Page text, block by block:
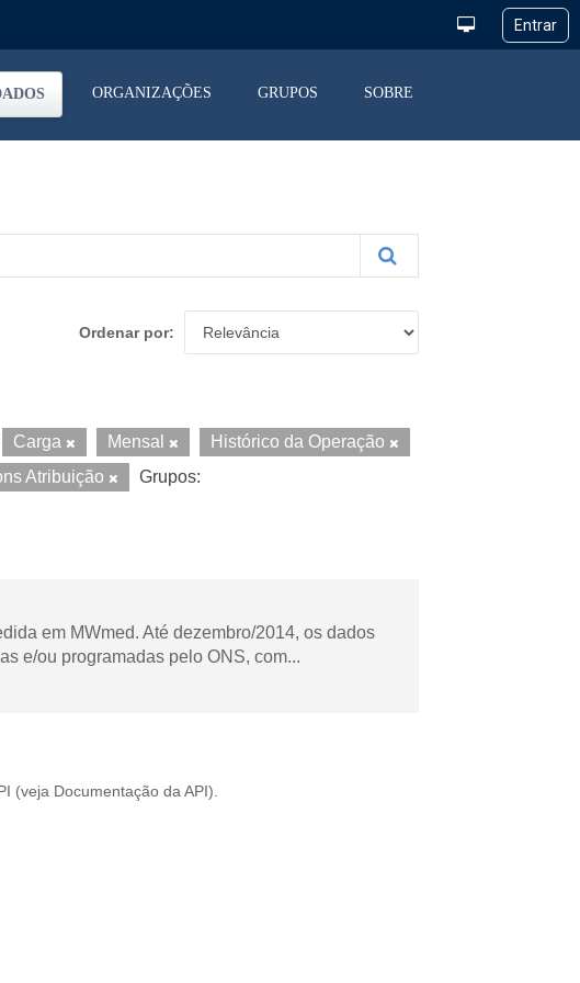
ORGANIZAÇÕES GRUPOS SOBRE
Ordenar por
Carga Mensal
Histórico da Operação
Atribuição
Grupos:
em MWmed. Até dezembro/2014, os dados
e/ou programadas pelo ONS, com...
(veja Documentação da API ).